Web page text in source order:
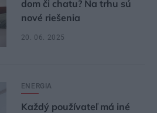
dom či chatu? Na trhu sú
nové riešenia
20. 06. 2025
ENERGIA
Každý používateľ má iné